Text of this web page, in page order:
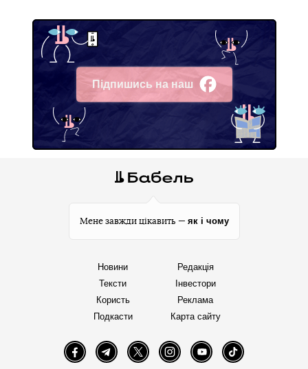
Підпишись на наш
Facebook
Мене завжди цікавить — як і чому
Новини
Тексти
Користь
Подкасти
Редакція
Інвестори
Реклама
Карта сайту
FacebookTelegramTwitter InstagramYouTube TikTok